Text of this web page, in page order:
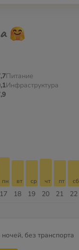
Питание
Инфраструктура
17
пн
18
вт
19
ср
20
чт
21
пт
22
сб
без транспорта